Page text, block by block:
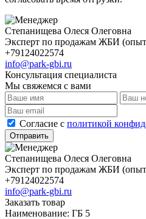
Степанищева Олеся Олеговна
Эксперт по продажам ЖБИ (опыт
+79124022574
info@park-gbi.ru
Консультация специалиста
Мы свяжемся с вами
Cогласие с политикой
Отправить
Степанищева Олеся Олеговна
Эксперт по продажам ЖБИ (опыт
+79124022574
info@park-gbi.ru
Заказать товар
Наименование: ГБ 5